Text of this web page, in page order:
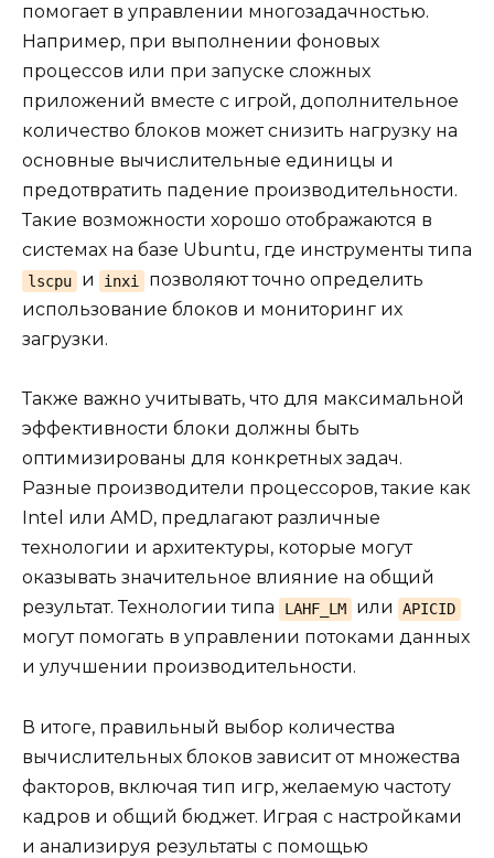
помогает в управлении многозадачностью.
Например, при выполнении фоновых
процессов или при запуске сложных
приложений вместе с игрой, дополнительное
количество блоков может снизить нагрузку на
основные вычислительные единицы и
предотвратить падение производительности.
Такие возможности хорошо отображаются в
системах на базе Ubuntu, где инструменты типа
lscpu и inxi
позволяют точно определить
использование блоков и мониторинг их
загрузки.
Также важно учитывать, что для максимальной
эффективности блоки должны быть
оптимизированы для конкретных задач.
Разные производители процессоров, такие как
Intel или AMD, предлагают различные
технологии и архитектуры, которые могут
оказывать значительное влияние на общий
результат. Технологии типа
LAHF_LM или APICID
могут помогать в управлении потоками данных
и улучшении производительности.
В итоге, правильный выбор количества
вычислительных блоков зависит от множества
факторов, включая тип игр, желаемую частоту
кадров и общий бюджет. Играя с настройками
и анализируя результаты с помощью